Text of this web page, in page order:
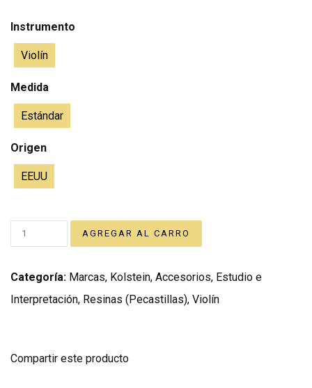
Instrumento
Violín
Medida
Estándar
Origen
EEUU
Categoría: Marcas, Kolstein, Accesorios, Estudio e
Interpretación, Resinas (Pecastillas), Violín
Compartir este producto